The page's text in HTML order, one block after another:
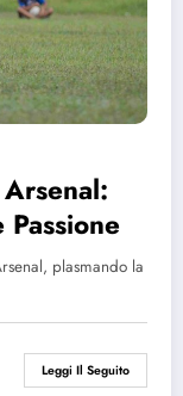
plasmando la
Leggi Il Seguito